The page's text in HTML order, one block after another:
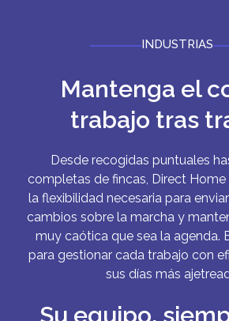
INDUSTRIAS
Mantenga el
trabajo tras
Desde recogidas puntuales
completas de fincas, Direct
la flexibilidad necesaria para
cambios sobre la marcha y
muy caótica que sea la agenda.
para gestionar cada trabajo con
sus días más
Su equipo,